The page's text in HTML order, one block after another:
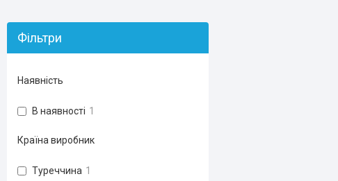
Фільтри
Наявність
В наявності 1
Країна виробник
Туреччина 1